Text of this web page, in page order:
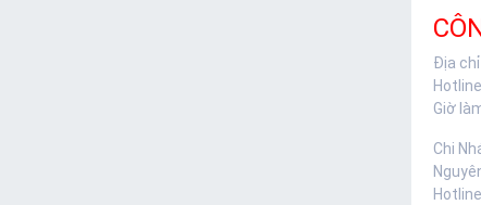
Địa
Giờ
Chi